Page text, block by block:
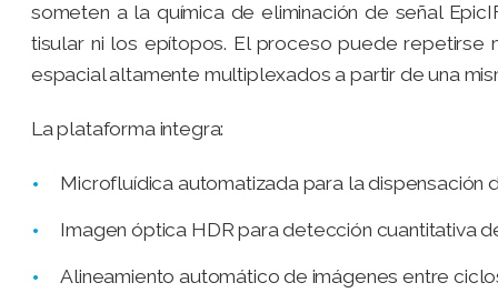
someten a la química de eliminación de señal
tisular ni los epítopos. El proceso puede
espacial altamente multiplexados a partir de una
La plataforma integra:
Microfluídica automatizada para la dispensación
Imagen óptica HDR para detección cuantitativa
Alineamiento automático de imágenes entre